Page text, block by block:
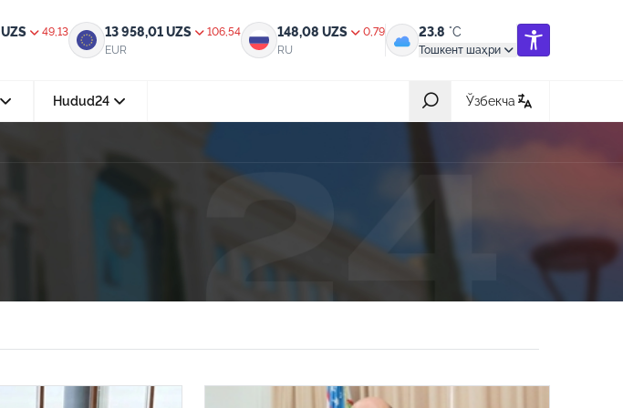
UZS
49,13
13 958,01UZS
106,54
EUR
148,08 UZS
0,79
RU
23.8 °C
Тошкент шаҳри
Hudud24
Тошкент ш.
05-август 2026, 04:36
форматда ўрганиш имконияти
туриб (онлайн) фойдаланиш янада
Ўзбекча